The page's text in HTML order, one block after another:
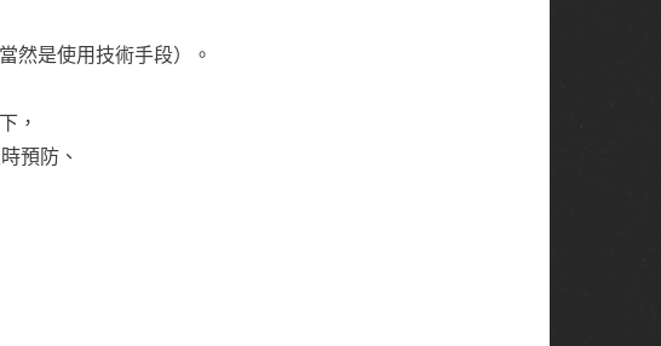
然是使用技術手段）。
，
預防、